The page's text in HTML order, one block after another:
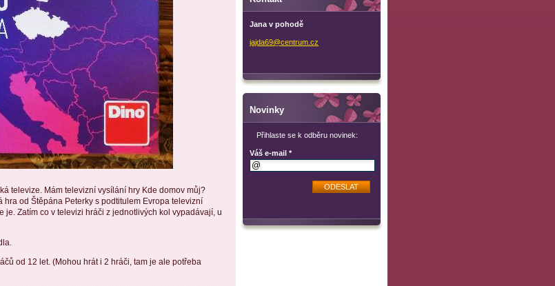
televize. Mám televizní vysílání hry Kde domov můj?
od Štěpána Peterky s podtitulem Evropa televizní
Zatím co v televizi hráči z jednotlivých kol vypadávají, u
od 12 let. (Mohou hrát i 2 hráči, tam je ale potřeba
Jana v pohodě
jajda69@centrum. cz
Novinky
Přihlaste se k odběru novinek:
Váš e-mail *